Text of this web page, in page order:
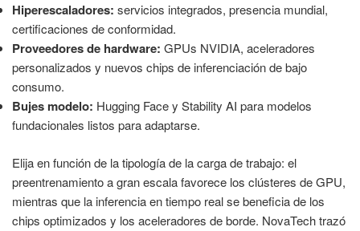
Hiperescaladores: servicios integrados, presencia mundial,
certificaciones de conformidad.
Proveedores de hardware: GPUs NVIDIA, aceleradores
personalizados y nuevos chips de inferenciación de bajo
consumo.
Bujes modelo: Hugging Face y Stability AI para modelos
fundacionales listos para adaptarse.
Elija en función de la tipología de la carga de trabajo: el
preentrenamiento a gran escala favorece los clústeres de GPU,
mientras que la inferencia en tiempo real se beneficia de los
chips optimizados y los aceleradores de borde. NovaTech trazó